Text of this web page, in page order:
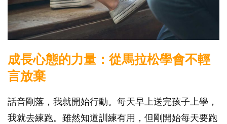
成長心態的力量：從馬拉松學會不輕
言放棄
話音剛落，我就開始行動。每天早上送完孩子上學，
我就去練跑。雖然知道訓練有用，但剛開始每天要跑